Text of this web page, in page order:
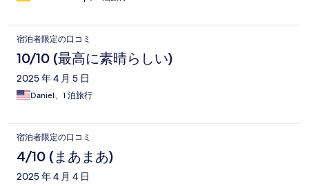
宿泊者限定の口コミ
10/10 (最高に素晴らしい)
2025 年 4 月 5 日
Daniel、1 泊旅行
宿泊者限定の口コミ
4/10 (まあまあ)
2025 年 4 月 4 日